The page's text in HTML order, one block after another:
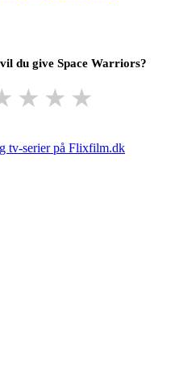
du give Space Warriors?
★ ★ ★
tv-serier på Flixfilm.dk